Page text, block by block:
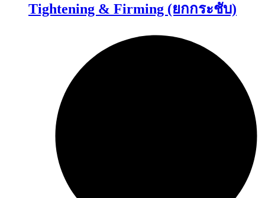
Tightening & Firming (ยกกระชับ)